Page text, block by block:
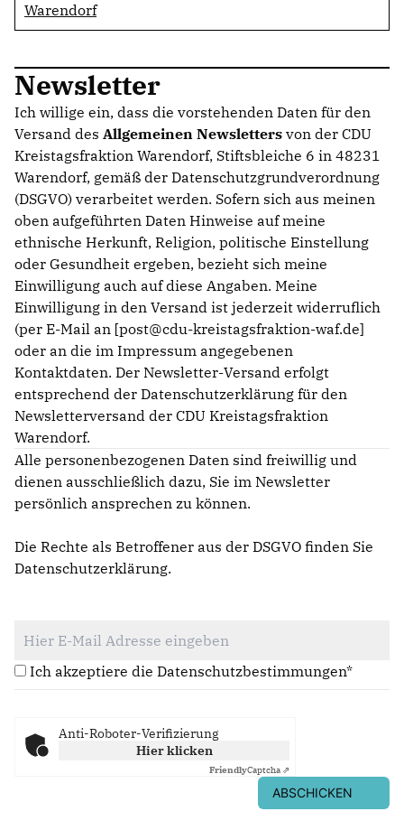
Warendorf
Newsletter
Ich willige ein, dass die vorstehenden Daten für den
Versand des Allgemeinen Newsletters von der CDU
Kreistagsfraktion Warendorf, Stiftsbleiche 6 in 48231
Warendorf, gemäß der Datenschutzgrundverordnung
(DSGVO) verarbeitet werden. Sofern sich aus meinen
oben aufgeführten Daten Hinweise auf meine
ethnische Herkunft, Religion, politische Einstellung
oder Gesundheit ergeben, bezieht sich meine
Einwilligung auch auf diese Angaben. Meine
Einwilligung in den Versand ist jederzeit widerruflich
(per E-Mail an [post@cdu-kreistagsfraktion-waf.de]
oder an die im Impressum angegebenen
Kontaktdaten. Der Newsletter-Versand erfolgt
entsprechend der Datenschutzerklärung für den
Newsletterversand der CDU Kreistagsfraktion
Warendorf.
Alle personenbezogenen Daten sind freiwillig und
dienen ausschließlich dazu, Sie im Newsletter
persönlich ansprechen zu können.
Die Rechte als Betroffener aus der DSGVO finden Sie
Datenschutzerklärung.
Ich akzeptiere die Datenschutzbestimmungen*
Anti-Roboter-Verifizierung
Hier klicken
FriendlyCaptcha ⇗
ABSCHICKEN